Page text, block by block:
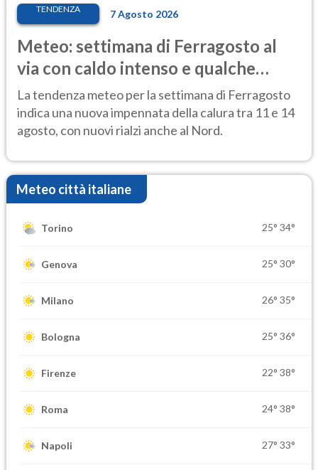
TENDENZA 7 Agosto 2026
Meteo: settimana di Ferragosto al
via con caldo intenso e qualche
temporale
La tendenza meteo per la settimana di Ferragosto
indica una nuova impennata della calura tra 11 e 14
agosto, con nuovi rialzi anche al Nord.
Meteo città italiane
Torino 25° 34°
Genova 25° 30°
Milano 26° 35°
Bologna 25° 36°
Firenze 22° 38°
Roma 24° 38°
Napoli 27° 33°